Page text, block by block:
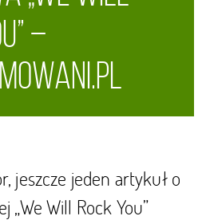
–
jeszcze jeden artykuł o
Will Rock You”